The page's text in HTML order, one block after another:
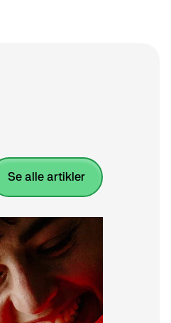
se alle artikler